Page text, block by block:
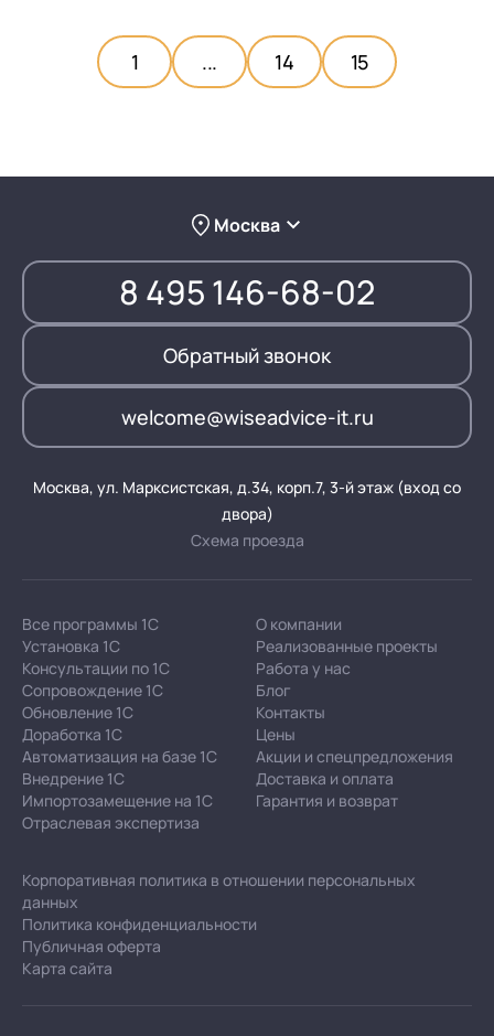
1 ... 14 15
Москва
8 495 146-68-02
Обратный звонок
welcome@wiseadvice-it.ru
Москва, ул. Марксистская, д.34, корп.7, 3-й этаж (вход со
двора)
Схема проезда
Все программы 1С
Установка 1С
Консультации по 1С
Сопровождение 1С
Обновление 1С
Доработка 1С
Автоматизация на базе 1С
Внедрение 1С
Импортозамещение на 1С
Отраслевая экспертиза
О компании
Реализованные проекты
Работа у нас
Блог
Контакты
Цены
Акции и спецпредложения
Доставка и оплата
Гарантия и возврат
Корпоративная политика в отношении персональных
данных
Политика конфиденциальности
Публичная оферта
Карта сайта